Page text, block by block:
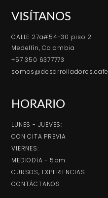
VISÍTANOS
CALLE 27a#54-30 piso 2
Medellín, Colombia
+57 350 6377773
somos@desarrolladores.cafe
HORARIO
LUNES - JUEVES:
CON CITA PREVIA
VIERNES:
MEDIODíA - 5pm
CURSOS, EXPERIENCIAS:
CONTÁCTANOS